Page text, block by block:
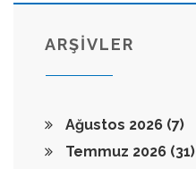
ARŞİVLER
Ağustos 2026 (7)
Temmuz 2026 (31)